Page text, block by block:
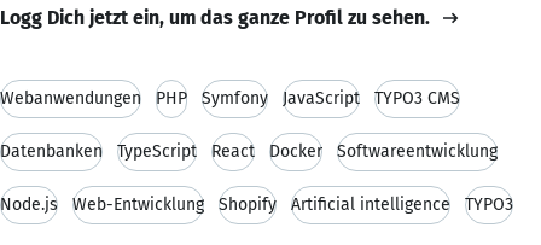
Logg Dich jetzt ein, um das ganze Profil zu sehen.
Webanwendungen PHP Symfony JavaScript TYPO3 CMS
Datenbanken TypeScript React Docker Softwareentwicklung
Node.js Web-Entwicklung Shopify Artificial intelligence TYPO3